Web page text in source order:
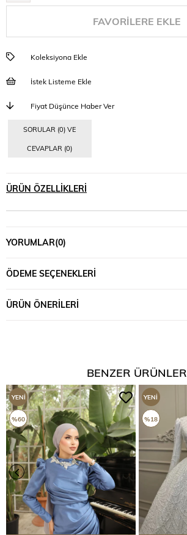
FAVORILERE EKLE
Koleksiyona Ekle
İstek Listeme Ekle
Fiyat Düşünce Haber Ver
SORULAR (0) VE
CEVAPLAR (0)
ÜRÜN ÖZELLIKLERI
YORUMLAR(0)
ÖDEME SEÇENEKLERI
ÜRÜN ÖNERILERI
BENZER ÜRÜNLER
YENI
ÜRÜN
%60
YENI
ÜRÜN
%18